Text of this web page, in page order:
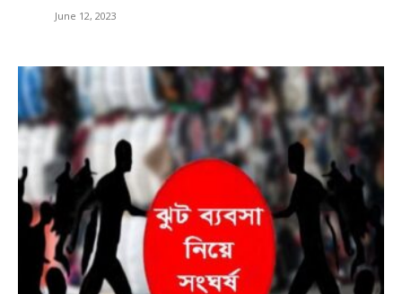
June 12, 2023